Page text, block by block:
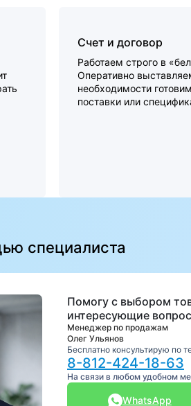
Счет и договор
Работаем строго в
Оперативно
необходимости
поставки или
специалиста
Помогу с выбором
интересующие
Менеджер по продажам
Олег Ульянов
Бесплатно консультирую по
8-812-424-18-63
На связи в любом удобном
WhatsApp